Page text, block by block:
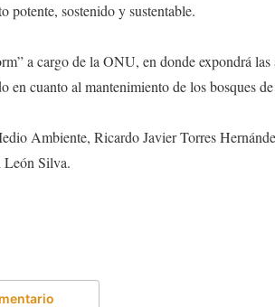
potente, sostenido y sustentable.
a cargo de la ONU, en donde expondrá las
en cuanto al mantenimiento de los bosques
Ambiente, Ricardo Javier Torres
León Silva.